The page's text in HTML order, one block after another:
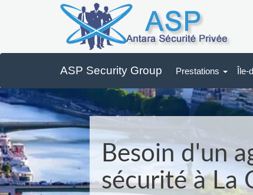
ASP Security Group Prestations Île-
Besoin d'un
sécurité à La